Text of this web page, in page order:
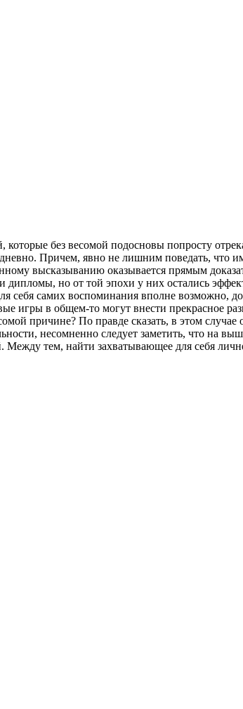
без весомой подосновы попросту
Причем, явно не лишним поведать, что
высказыванию оказывается прямым
но от той эпохи у них остались
себя самих воспоминания вполне возможно,
игры в общем-то могут внести прекрасное
причине? По правде сказать, в этом
несомненно следует заметить, что на
тем, найти захватывающее для себя